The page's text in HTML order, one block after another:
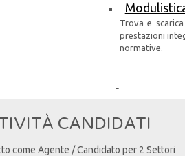
Trova e
prestazioni
normative.
CANDIDATI
come Agente / Candidato per 2 Settori